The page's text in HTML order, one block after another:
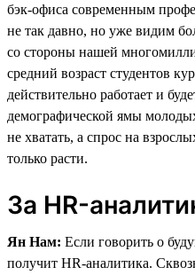
бэк-офиса современным
не так давно, но уже видим
со стороны нашей
средний возраст студентов
действительно работает и
демографической ямы
не хватать, а спрос на
только расти.
За HR-
Ян Нам: Если говорить о
получит HR-аналитика.